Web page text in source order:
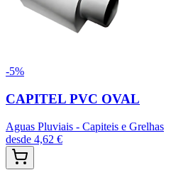
-5%
CAPITEL PVC OVAL
Aguas Pluviais - Capiteis e Grelhas
desde 4,62 €